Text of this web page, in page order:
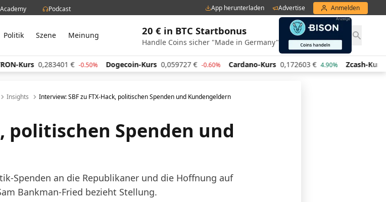
Academy Podcast App herunterladen Advertise Anmelden
Politik Szene Meinung 20 € in BTC Startbonus
Handle Coins sicher "Made in Germany"
0,283401 € -0.50% Dogecoin-Kurs 0,059727 € -0.60% Cardano-Kurs 0,172603 € 4.90% Zcash-Kurs 435,79
Insights Interview: SBF zu FTX-Hack, politischen Spenden und Kundengeldern
politischen Spenden und
Spenden an die Republikaner und die Hoffnung auf
Bankman-Fried bezieht Stellung.